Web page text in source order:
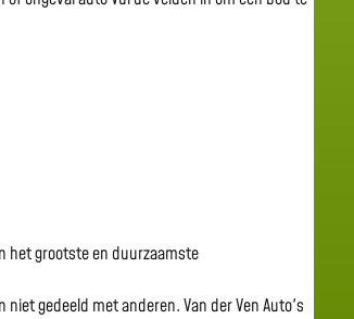
het grootste en duurzaamste
niet gedeeld met anderen. Van der Ven Auto's